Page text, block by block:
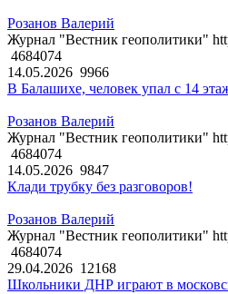
Розанов Валерий
Журнал "Вестник геополитики"
4684074
14.05.2026 9966
В Балашихе, человек упал с 14
Розанов Валерий
Журнал "Вестник геополитики"
4684074
14.05.2026 9847
Клади трубку без разговоров!
Розанов Валерий
Журнал "Вестник геополитики"
4684074
29.04.2026 12168
Школьники ДНР играют в